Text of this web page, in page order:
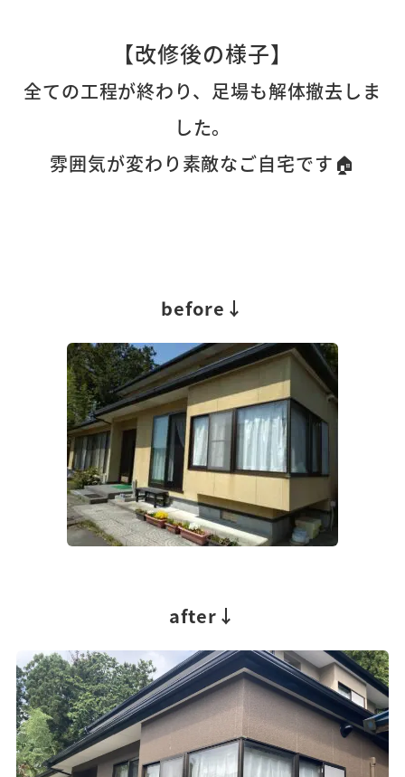
【改修後の様子】
全ての工程が終わり、足場も解体撤去しま
した。
雰囲気が変わり素敵なご自宅です🏠
before↓
after↓